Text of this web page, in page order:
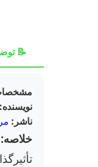
📝
نویسنده:
ناشر:
خلاصه: